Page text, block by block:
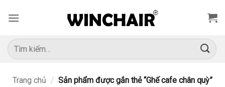
qua
dung
Tìm
kiếm:
Trang chủ / Sản phẩm được gắn thẻ “Ghế cafe chân quỳ”